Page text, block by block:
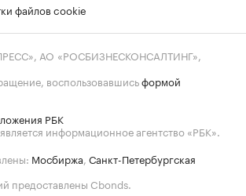
файлов cookie
АО «РОСБИЗНЕСКОНСАЛТИНГ»,
воспользовавшисьформой
РБК
информационное агентство «РБК».
Мосбиржа Санкт-Петербургская
предоставлены Cbonds.